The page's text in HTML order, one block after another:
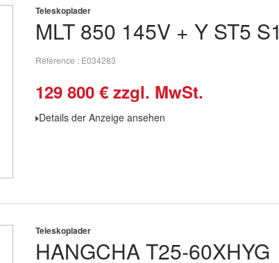
MLT 850 145V + Y ST5 S1
Teleskoplader
Référence E034283
129 800 € zzgl. MwSt.
Details der Anzeige ansehen
HANGCHAT25-60XHYG
Teleskoplader